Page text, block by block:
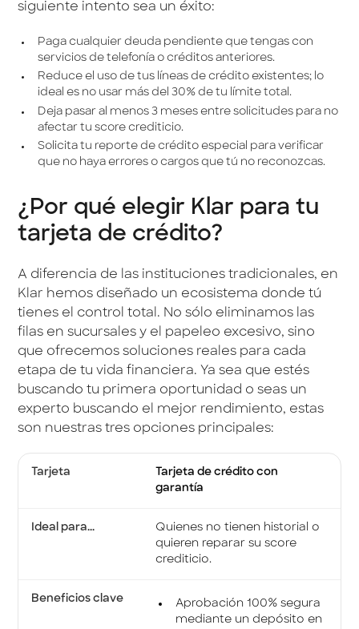
siguiente intento sea un éxito:
Paga cualquier deuda pendiente que tengas con
servicios de telefonía o créditos anteriores.
Reduce el uso de tus líneas de crédito existentes; lo
ideal es no usar más del 30% de tu límite total.
Deja pasar al menos 3 meses entre solicitudes para no
afectar tu score crediticio.
Solicita tu reporte de crédito especial para verificar
que no haya errores o cargos que tú no reconozcas.
¿Por qué elegir Klar para tu
tarjeta de crédito?
A diferencia de las instituciones tradicionales, en
Klar hemos diseñado un ecosistema donde tú
tienes el control total. No sólo eliminamos las
filas en sucursales y el papeleo excesivo, sino
que ofrecemos soluciones reales para cada
etapa de tu vida financiera. Ya sea que estés
buscando tu primera oportunidad o seas un
experto buscando el mejor rendimiento, estas
son nuestras tres opciones principales:
Tarjeta de crédito con
garantía
Quienes no tienen historial o
quieren reparar su score
crediticio.
Aprobación 100% segura
mediante un depósito en